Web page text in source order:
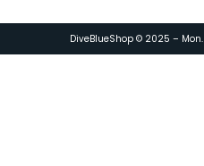
DiveBlueShop © 2025 –